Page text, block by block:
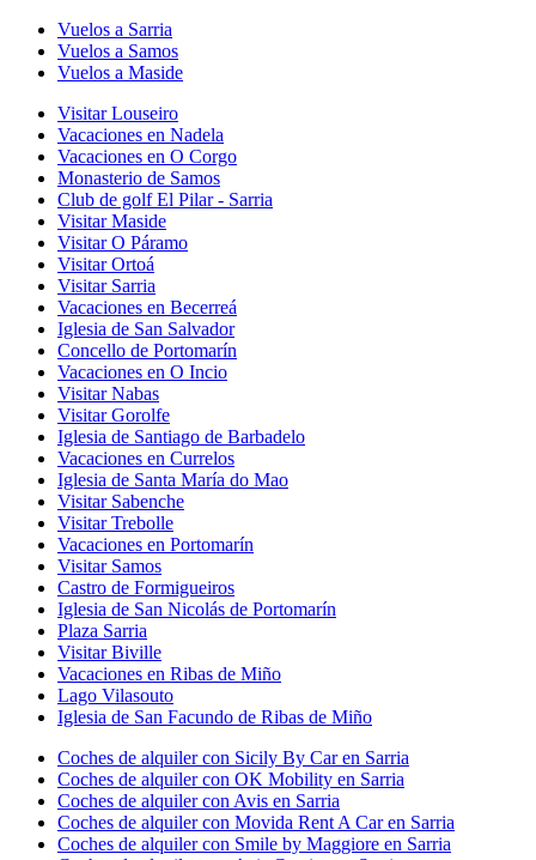
Vuelos a Sarria
Vuelos a Samos
Vuelos a Maside
Visitar Louseiro
Vacaciones en Nadela
Vacaciones en O Corgo
Monasterio de Samos
Club de golf El Pilar - Sarria
Visitar Maside
Visitar O Páramo
Visitar Ortoá
Visitar Sarria
Vacaciones en Becerreá
Iglesia de San Salvador
Concello de Portomarín
Vacaciones en O Incio
Visitar Nabas
Visitar Gorolfe
Iglesia de Santiago de Barbadelo
Vacaciones en Currelos
Iglesia de Santa María do Mao
Visitar Sabenche
Visitar Trebolle
Vacaciones en Portomarín
Visitar Samos
Castro de Formigueiros
Iglesia de San Nicolás de Portomarín
Plaza Sarria
Visitar Biville
Vacaciones en Ribas de Miño
Lago Vilasouto
Iglesia de San Facundo de Ribas de Miño
Coches de alquiler con Sicily By Car en Sarria
Coches de alquiler con OK Mobility en Sarria
Coches de alquiler con Avis en Sarria
Coches de alquiler con Movida Rent A Car en Sarria
Coches de alquiler con Smile by Maggiore en Sarria